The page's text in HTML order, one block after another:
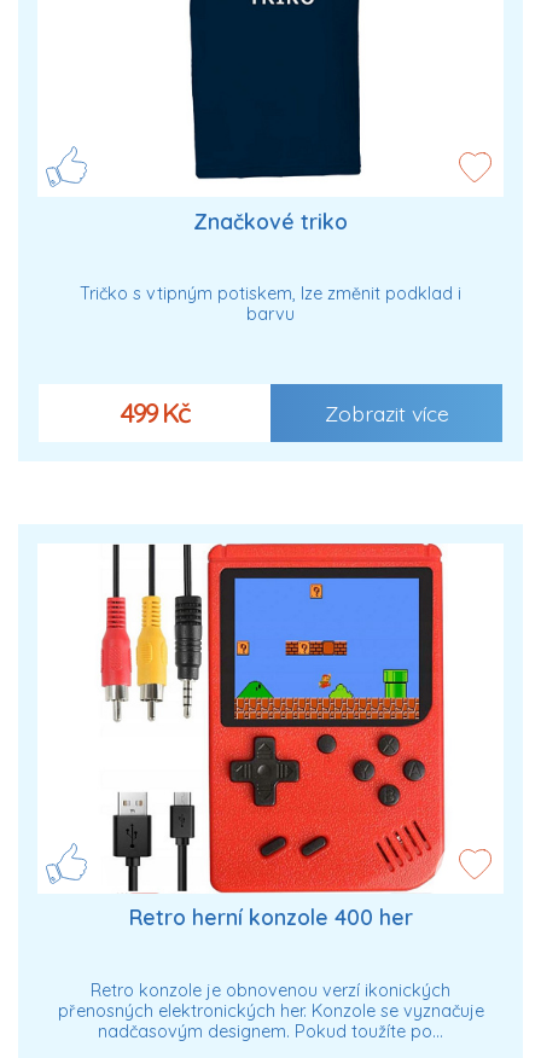
Značkové triko
Tričko s vtipným potiskem, lze změnit podklad i
barvu
499 Kč Zobrazit více
Retro herní konzole 400 her
Retro konzole je obnovenou verzí ikonických
přenosných elektronických her. Konzole se vyznačuje
nadčasovým designem. Pokud toužíte po…